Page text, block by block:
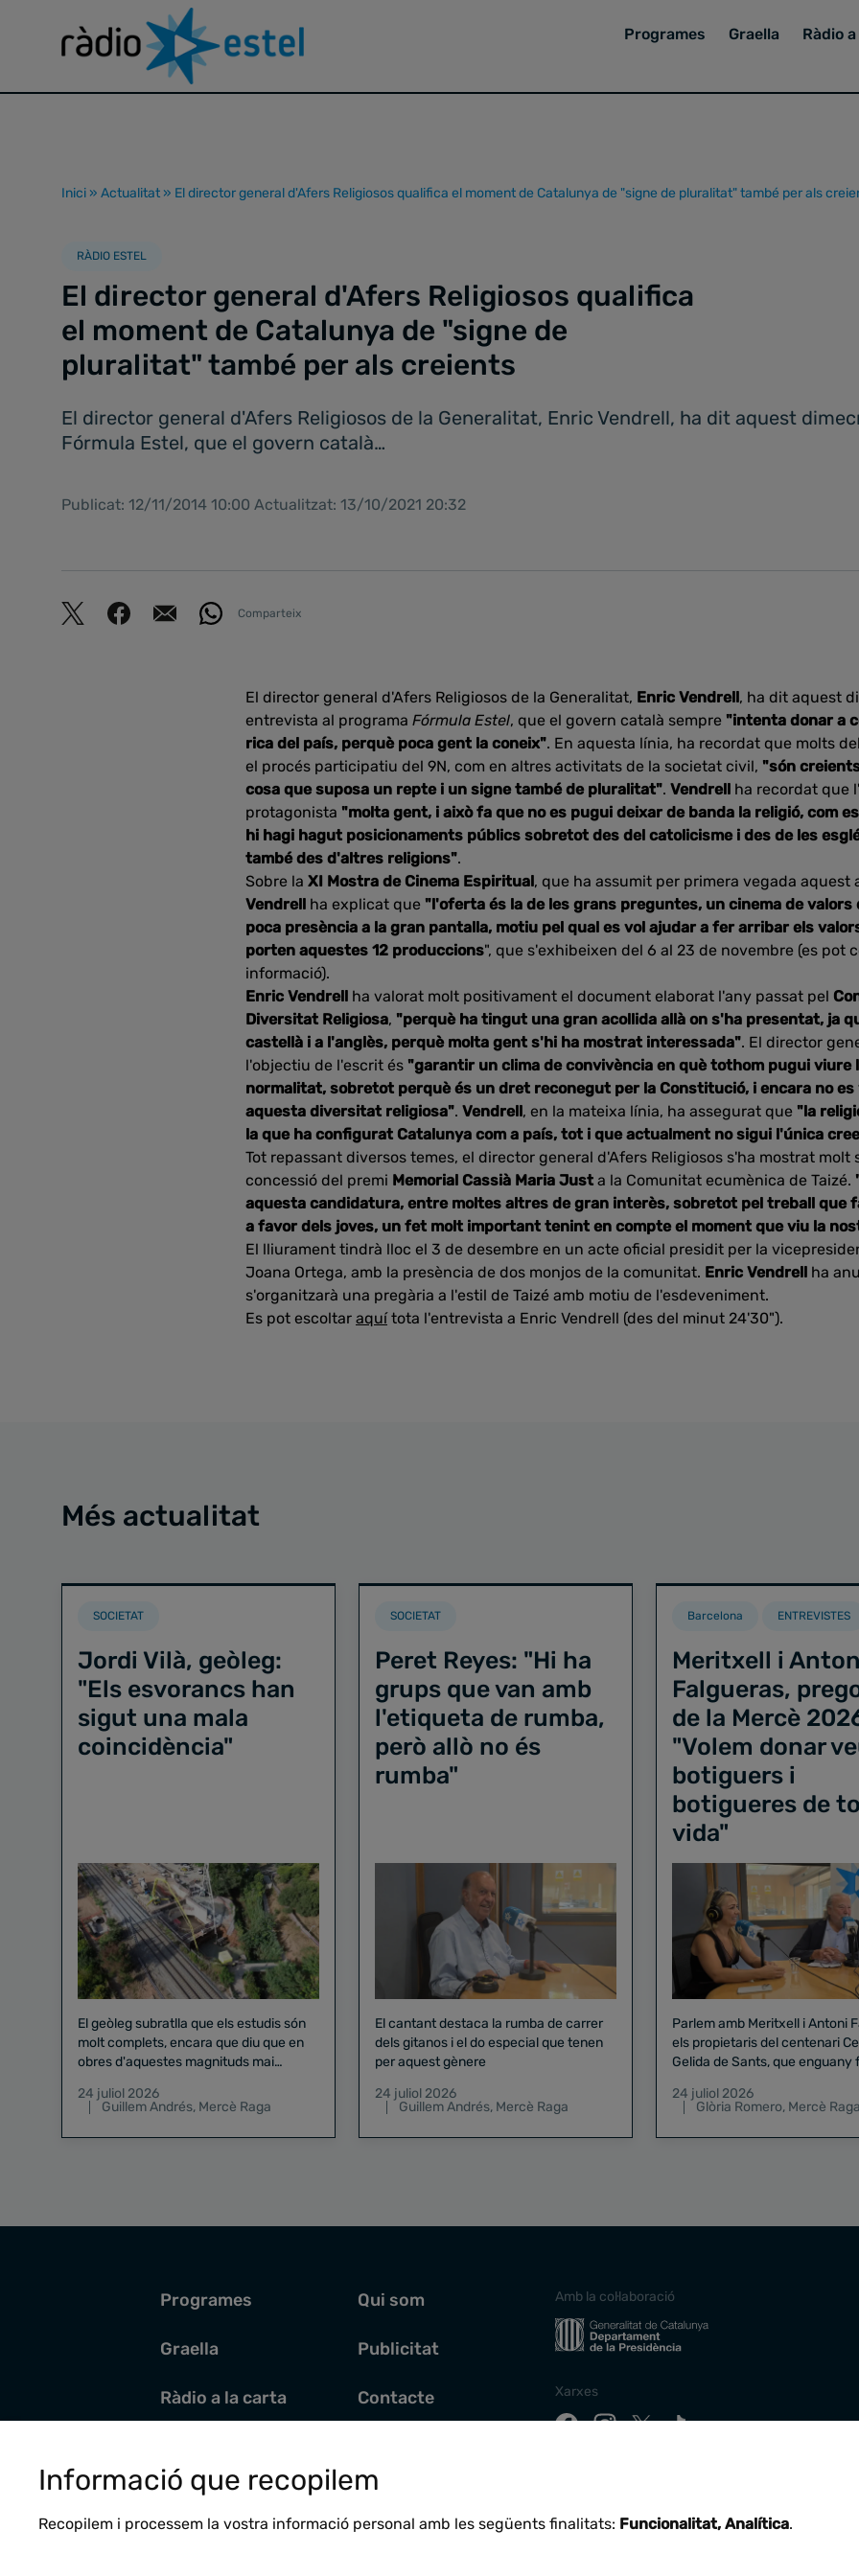
Programes Graella Ràdio
Inici » Actualitat » El director general d'Afers Religiosos qualifica el moment de Catalunya de "signe de pluralitat" també per als
RÀDIO ESTEL
El director general d'Afers Religiosos qualifica
el moment de Catalunya de "signe de
pluralitat" també per als creients
El director general d'Afers Religiosos de la Generalitat, Enric Vendrell, ha dit aquest
Fórmula Estel, que el govern català…
Publicat: 12/11/2014 10:00 Actualitzat: 13/10/2021 20:32
Comparteix
El director general d'Afers Religiosos de la Generalitat, Enric Vendrell, ha dit aquest
entrevista al programa Fórmula Estel, que el govern català sempre "intenta donar a
rica del país, perquè poca gent la coneix". En aquesta línia, ha recordat que molts
el procés participatiu del 9N, com en altres activitats de la societat civil, "són
cosa que suposa un repte i un signe també de pluralitat". Vendrell ha recordat que
protagonista "molta gent, i això fa que no es pugui deixar de banda la religió, com
hi hagi hagut posicionaments públics sobretot des del catolicisme i des de les
també des d'altres religions".
Sobre la XI Mostra de Cinema Espiritual, que ha assumit per primera vegada aquest
Vendrell ha explicat que "l'oferta és la de les grans preguntes, un cinema de
poca presència a la gran pantalla, motiu pel qual es vol ajudar a fer arribar els
porten aquestes 12 produccions", que s'exhibeixen del 6 al 23 de novembre (es pot
informació).
Enric Vendrell ha valorat molt positivament el document elaborat l'any passat pel
Diversitat Religiosa, "perquè ha tingut una gran acollida allà on s'ha presentat, ja
castellà i a l'anglès, perquè molta gent s'hi ha mostrat interessada". El director
l'objectiu de l'escrit és "garantir un clima de convivència en què tothom pugui viure
normalitat, sobretot perquè és un dret reconegut per la Constitució, i encara no
aquesta diversitat religiosa". Vendrell, en la mateixa línia, ha assegurat que "la
la que ha configurat Catalunya com a país, tot i que actualment no sigui l'única
Tot repassant diversos temes, el director general d'Afers Religiosos s'ha mostrat
concessió del premi Memorial Cassià Maria Just a la Comunitat ecumènica de Taizé.
aquesta candidatura, entre moltes altres de gran interès, sobretot pel treball que
a favor dels joves, un fet molt important tenint en compte el moment que viu la
El lliurament tindrà lloc el 3 de desembre en un acte oficial presidit per la
Joana Ortega, amb la presència de dos monjos de la comunitat. Enric Vendrell ha
s'organitzarà una pregària a l'estil de Taizé amb motiu de l'esdeveniment.
Es pot escoltar aquítota l'entrevista a Enric Vendrell (des del minut 24'30").
Més actualitat
SOCIETAT
Jordi Vilà, geòleg:
"Els esvorancs han
sigut una mala
coincidència"
El geòleg subratlla que els estudis són
molt complets, encara que diu que en
obres d'aquestes magnituds mai
24 juliol 2026
Guillem Andrés, Mercè Raga
SOCIETAT
Peret Reyes: "Hi ha
grups que van amb
l'etiqueta de rumba,
però allò no és
rumba"
El cantant destaca la rumba de carrer
dels gitanos i el do especial que tenen
per aquest gènere
24 juliol 2026
Guillem Andrés, Mercè Raga
Barcelona ENTREVISTES
Meritxell i
Falgueras,
de la Mercè
"Volem donar
botiguers i
botigueres de
vida"
Parlem amb Meritxell i Antoni
els propietaris del centenari Celler
Gelida de Sants, que enguany
24 juliol 2026
Glòria Romero, Mercè Raga
Programes
Graella
Ràdio a la carta
Actualitat
Qui som
Publicitat
Contacte
Amb la col·laboració
Xarxes
Informació que recopilem
Recopilem i processem la vostra informació personal amb les següents finalitats: Funcionalitat, Analítica.